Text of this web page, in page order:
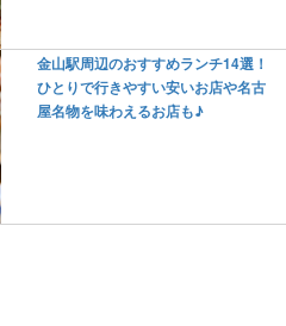
金山駅周辺のおすすめランチ14選！
ひとりで行きやすい安いお店や名古
屋名物を味わえるお店も♪